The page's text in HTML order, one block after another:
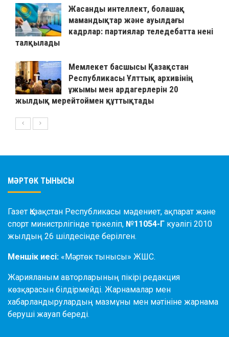
Жасанды интеллект, болашақ
мамандықтар және ауылдағы
кадрлар: партиялар теледебатта нені
талқылады
Мемлекет басшысы Қазақстан
Республикасы Ұлттық архивінің
ұжымы мен ардагерлерін 20
жылдық мерейтоймен құттықтады
МӘРТӨК ТЫНЫСЫ
Газет Қазақстан Республикасы мәдениет, ақпарат және
спорт министрлігінде тіркеліп, №11054-Г куәлігі 2010
жылдың 26 шілдесінде берілген.
Меншік иесі: «Мәртөк тынысы» ЖШС.
Жарияланым авторларының пікірі редакция
көзқарасын білдірмейді. Жарнамалар мен
хабарландырулардың мазмұны мен мәтініне жарнама
беруші жауап береді.